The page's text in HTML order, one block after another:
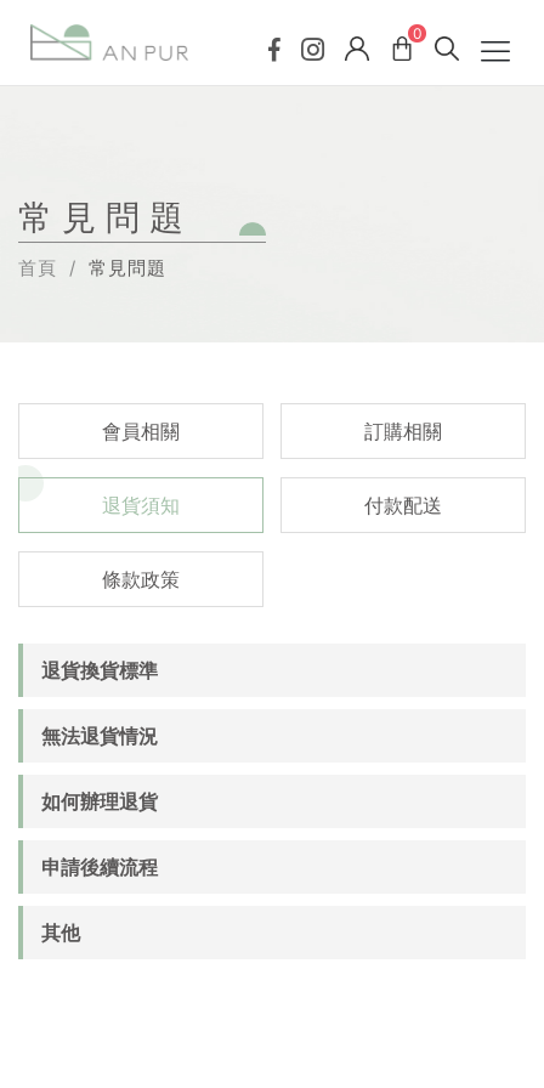
0
常見問題
首頁 常見問題
會員相關 訂購相關
退貨須知 付款配送
條款政策
退貨換貨標準
無法退貨情況
如何辦理退貨
申請後續流程
其他